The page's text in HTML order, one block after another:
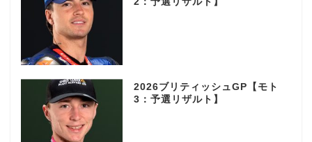
2026ブリティッシュGP【モト
3：予選リザルト】